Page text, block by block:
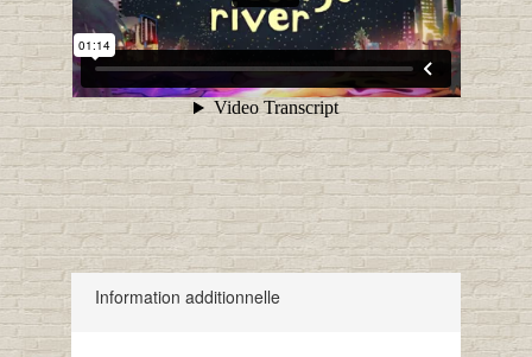
Information additionnelle